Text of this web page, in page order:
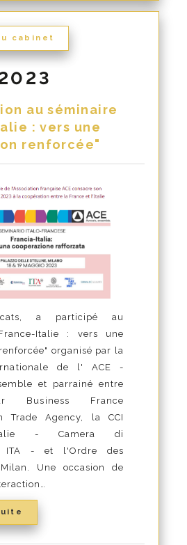
cabinet
au séminaire
: vers une
renforcée"
a participé au
Italie : vers une
organisé par la
de l' ACE -
et parrainé entre
Business France
Trade Agency, la CCI
- Camera di
ITA - et l'Ordre des
Une occasion de